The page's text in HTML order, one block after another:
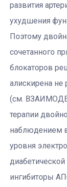
развития
ухудшения
Поэтому
сочетанного
блокаторов
алискирена не
(см.
терапии
наблюдением
уровня
ингибиторы